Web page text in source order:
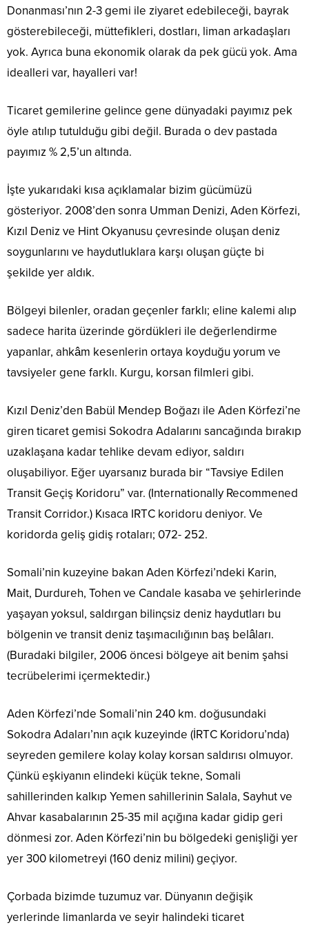
Donanması’nın 2-3 gemi ile ziyaret edebileceği, bayrak
gösterebileceği, müttefikleri, dostları, liman arkadaşları
yok. Ayrıca buna ekonomik olarak da pek gücü yok. Ama
idealleri var, hayalleri var!
Ticaret gemilerine gelince gene dünyadaki payımız pek
öyle atılıp tutulduğu gibi değil. Burada o dev pastada
payımız % 2,5’un altında.
İşte yukarıdaki kısa açıklamalar bizim gücümüzü
gösteriyor. 2008’den sonra Umman Denizi, Aden Körfezi,
Kızıl Deniz ve Hint Okyanusu çevresinde oluşan deniz
soygunlarını ve haydutluklara karşı oluşan güçte bi
şekilde yer aldık.
Bölgeyi bilenler, oradan geçenler farklı; eline kalemi alıp
sadece harita üzerinde gördükleri ile değerlendirme
yapanlar, ahkâm kesenlerin ortaya koyduğu yorum ve
tavsiyeler gene farklı. Kurgu, korsan filmleri gibi.
Kızıl Deniz’den Babül Mendep Boğazı ile Aden Körfezi’ne
giren ticaret gemisi Sokodra Adalarını sancağında bırakıp
uzaklaşana kadar tehlike devam ediyor, saldırı
oluşabiliyor. Eğer uyarsanız burada bir “Tavsiye Edilen
Transit Geçiş Koridoru” var. (Internationally Recommened
Transit Corridor.) Kısaca IRTC koridoru deniyor. Ve
koridorda geliş gidiş rotaları; 072- 252.
Somali’nin kuzeyine bakan Aden Körfezi’ndeki Karin,
Mait, Durdureh, Tohen ve Candale kasaba ve şehirlerinde
yaşayan yoksul, saldırgan bilinçsiz deniz haydutları bu
bölgenin ve transit deniz taşımacılığının baş belâları.
(Buradaki bilgiler, 2006 öncesi bölgeye ait benim şahsi
tecrübelerimi içermektedir.)
Aden Körfezi’nde Somali’nin 240 km. doğusundaki
Sokodra Adaları’nın açık kuzeyinde (İRTC Koridoru’nda)
seyreden gemilere kolay kolay korsan saldırısı olmuyor.
Çünkü eşkiyanın elindeki küçük tekne, Somali
sahillerinden kalkıp Yemen sahillerinin Salala, Sayhut ve
Ahvar kasabalarının 25-35 mil açığına kadar gidip geri
dönmesi zor. Aden Körfezi’nin bu bölgedeki genişliği yer
yer 300 kilometreyi (160 deniz milini) geçiyor.
Çorbada bizimde tuzumuz var. Dünyanın değişik
yerlerinde limanlarda ve seyir halindeki ticaret